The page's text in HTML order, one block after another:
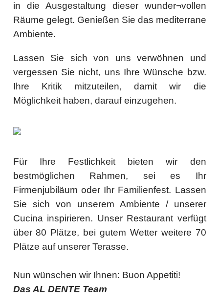
in die Ausgestaltung dieser wunder¬vollen
Räume gelegt. Genießen Sie das mediterrane
Ambiente.
Lassen Sie sich von uns verwöhnen und
vergessen Sie nicht, uns Ihre Wünsche bzw.
Ihre Kritik mitzuteilen, damit wir die
Möglichkeit haben, darauf einzugehen.
Für Ihre Festlichkeit bieten wir den
bestmöglichen Rahmen, sei es Ihr
Firmenjubiläum oder Ihr Familienfest. Lassen
Sie sich von unserem Ambiente / unserer
Cucina inspirieren. Unser Restaurant verfügt
über 80 Plätze, bei gutem Wetter weitere 70
Plätze auf unserer Terasse.
Nun wünschen wir Ihnen: Buon Appetiti!
Das AL DENTE Team